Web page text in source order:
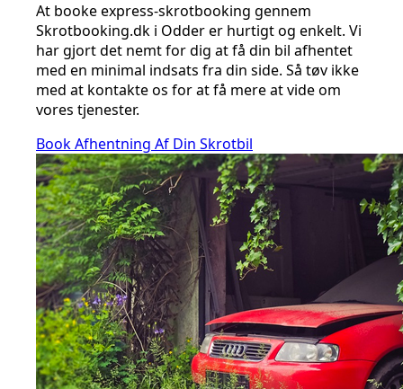
At booke express-skrotbooking gennem
Skrotbooking.dk i Odder er hurtigt og enkelt. Vi
har gjort det nemt for dig at få din bil afhentet
med en minimal indsats fra din side. Så tøv ikke
med at kontakte os for at få mere at vide om
vores tjenester.
Book Afhentning Af Din Skrotbil